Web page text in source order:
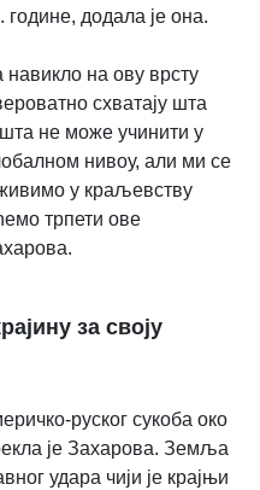
додала је она.
на ову врсту
схватају шта
не може учинити у
нивоу, али ми се
у краљевству
трпети ове
за своју
руског сукоба око
је Захарова. Земља
удара чији је крајњи